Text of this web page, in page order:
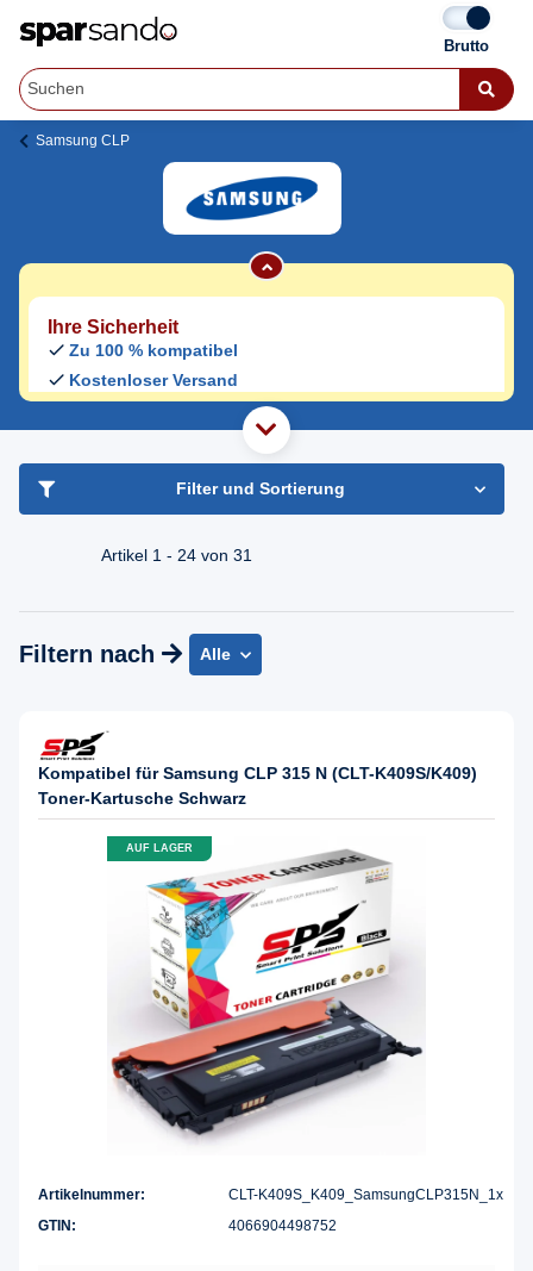
Samsung CLP
Samsung CLP-315 N Toner
Jetzt originale & kompatible Samsung CLP-
günstig bei Sparsando kaufen.
Den Druckerhersteller und das Druckermodell auf Sparsando.de
auswählen und unkompliziert von zu Hause aus bestellen und
Ihre Sicherheit
Zu 100 % kompatibel
Kostenloser Versand
Freundlicher Support & Beratung
+49 30 2354 3969
Filter und Sortierung
Artikel 1 - 24 von 31
Filtern nach Alle
Kompatibel für Samsung CLP 315 N (CLT-K409S/K409)
Toner-Kartusche Schwarz
AUF LAGER
Artikelnummer:
CLT-K409S_K409_SamsungCLP315N_1x
GTIN:
4066904498752